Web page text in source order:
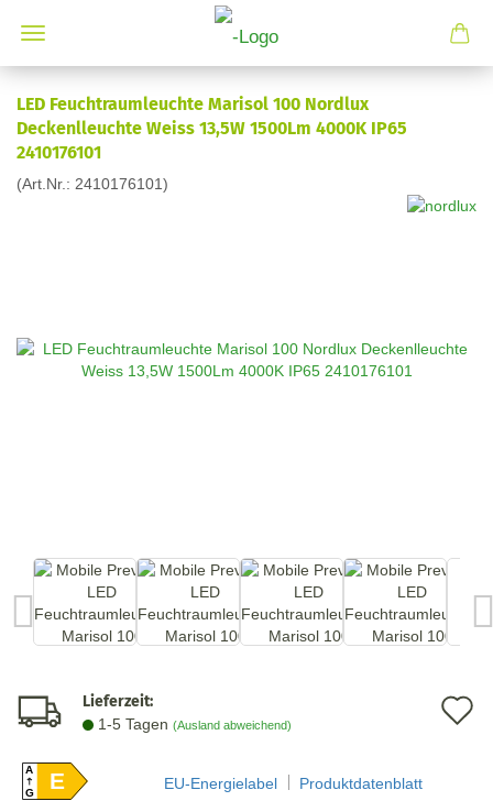
LED Feuchtraumleuchte Marisol 100 Nordlux
Deckenlleuchte Weiss 13,5W 1500Lm 4000K IP65
2410176101
(Art.Nr.: 2410176101)
Lieferzeit:
1-5 Tagen (Ausland abweichend)
A
GE EU-Energielabel Produktdatenblatt